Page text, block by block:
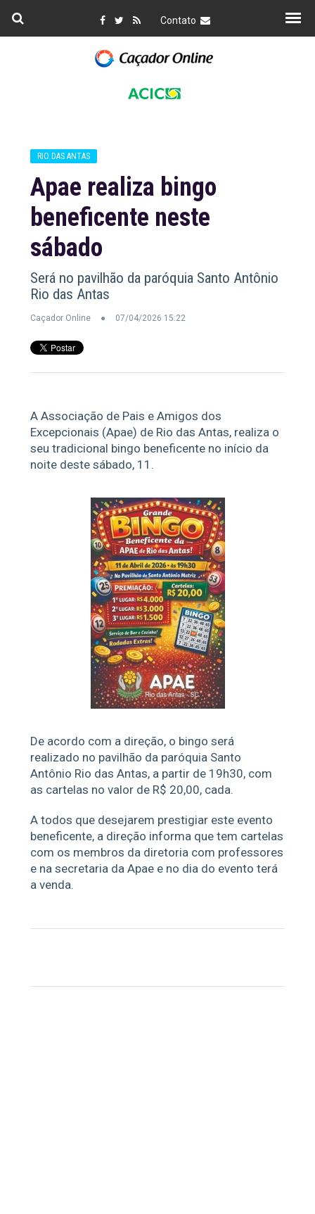
Contato
RIO DAS ANTAS
Apae realiza bingo
beneficente neste
sábado
Será no pavilhão da paróquia Santo Antônio
Rio das Antas
Caçador Online 07/04/2026 15:22
A Associação de Pais e Amigos dos
Excepcionais (Apae) de Rio das Antas, realiza o
seu tradicional bingo beneficente no início da
noite deste sábado, 11.
De acordo com a direção, o bingo será
realizado no pavilhão da paróquia Santo
Antônio Rio das Antas, a partir de 19h30, com
as cartelas no valor de R$ 20,00, cada.
A todos que desejarem prestigiar este evento
beneficente, a direção informa que tem cartelas
com os membros da diretoria com professores
e na secretaria da Apae e no dia do evento terá
a venda.